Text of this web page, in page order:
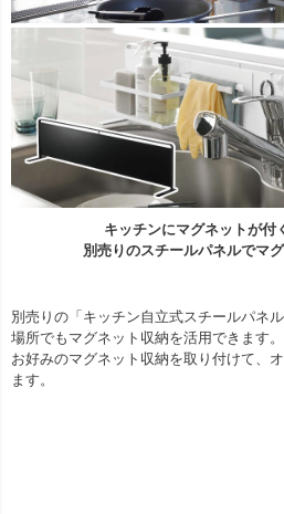
キッチンにマグネットが付
別売りのスチールパネルでマ
別売りの「キッチン自立式スチールパネ
場所でもマグネット収納を活用できます
お好みのマグネット収納を取り付けて、
ます。